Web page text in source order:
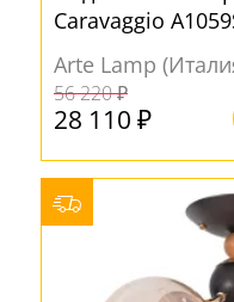
Caravaggio
установки над
Arte Lamp
56 220 ₽
28 110 ₽